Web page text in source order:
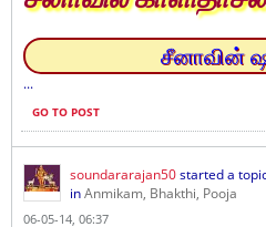
சீனாவின்
...
GO TO POST
soundararajan50started a
inAnmikam, Bhakthi, Pooja
06-05-14, 06:37